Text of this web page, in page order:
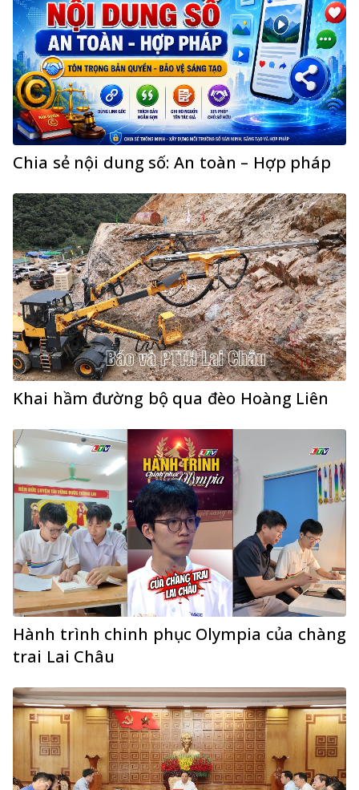
Chia sẻ nội dung số: An toàn – Hợp pháp
Khai hầm đường bộ qua đèo Hoàng Liên
Hành trình chinh phục Olympia của chàng
trai Lai Châu